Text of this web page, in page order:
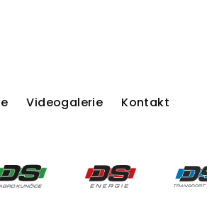
Videogalerie Kontakt